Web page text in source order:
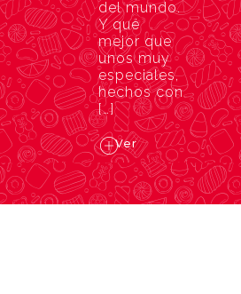
del mundo.
Y qué
mejor que
unos muy
especiales,
hechos con
[…]
Ver